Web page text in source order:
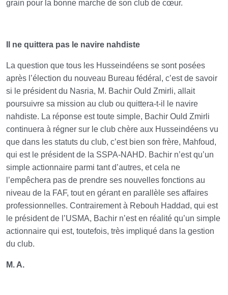
grain pour la bonne marche de son club de cœur.
Il ne quittera pas le navire nahdiste
La question que tous les Husseindéens se sont posées
après l’élection du nouveau Bureau fédéral, c’est de savoir
si le président du Nasria, M. Bachir Ould Zmirli, allait
poursuivre sa mission au club ou quittera-t-il le navire
nahdiste. La réponse est toute simple, Bachir Ould Zmirli
continuera à régner sur le club chère aux Husseindéens vu
que dans les statuts du club, c’est bien son frère, Mahfoud,
qui est le président de la SSPA-NAHD. Bachir n’est qu’un
simple actionnaire parmi tant d’autres, et cela ne
l’empêchera pas de prendre ses nouvelles fonctions au
niveau de la FAF, tout en gérant en parallèle ses affaires
professionnelles. Contrairement à Rebouh Haddad, qui est
le président de l’USMA, Bachir n’est en réalité qu’un simple
actionnaire qui est, toutefois, très impliqué dans la gestion
du club.
M. A.